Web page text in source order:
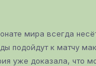
мира всегда
подойдут к матчу
уже доказала, что